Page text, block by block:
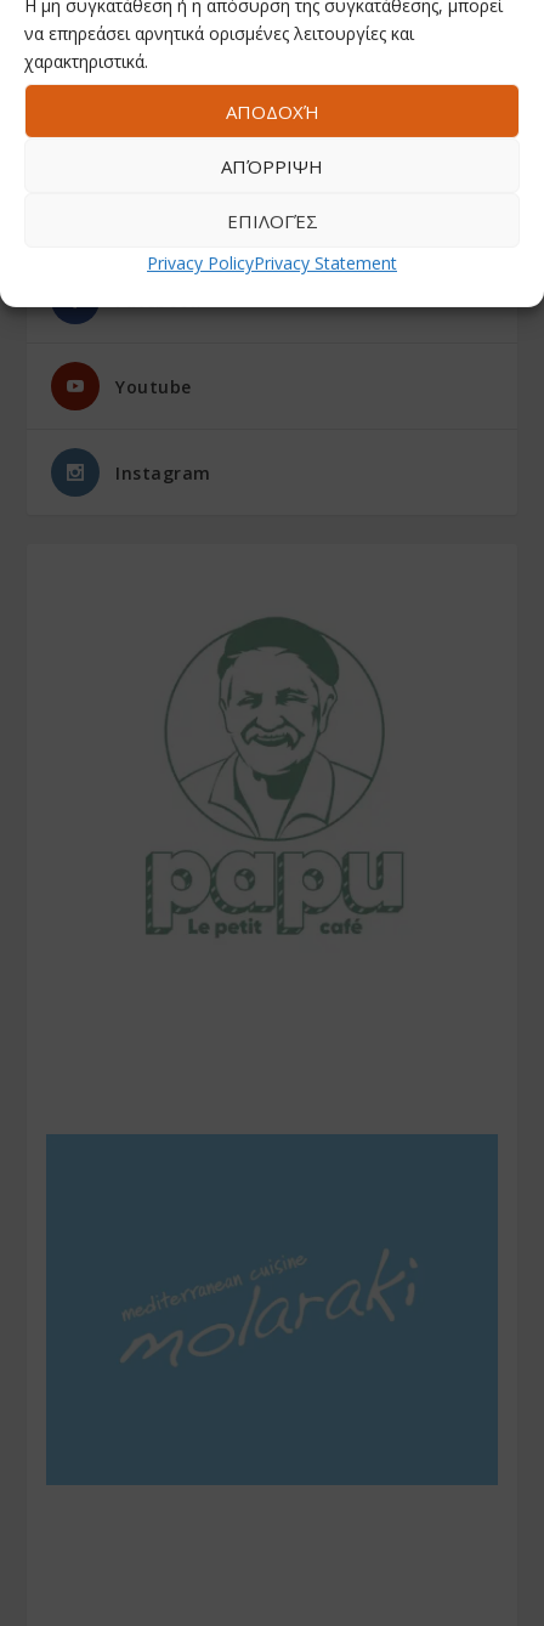
Η μη συγκατάθεση ή η απόσυρση της συγκατάθεσης, μπορεί
να επηρεάσει αρνητικά ορισμένες λειτουργίες και
χαρακτηριστικά.
ΑΠΟΔΟΧΉ
ΑΠΌΡΡΙΨΗ
ΕΠΙΛΟΓΈΣ
Privacy PolicyPrivacy Statement
ΑΚΟΛΟΥΘΗΣΤΕ ΜΑΣ
Youtube
Instagram